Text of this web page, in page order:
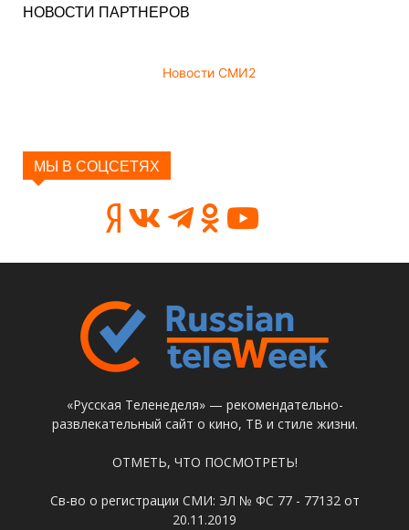
НОВОСТИ ПАРТНЕРОВ
Новости СМИ2
МЫ В СОЦСЕТЯХ
«Русская Теленеделя» — рекомендательно-
развлекательный сайт о кино, ТВ и стиле жизни.
ОТМЕТЬ, ЧТО ПОСМОТРЕТЬ!
Св-во о регистрации СМИ: ЭЛ № ФС 77 - 77132 от
20.11.2019